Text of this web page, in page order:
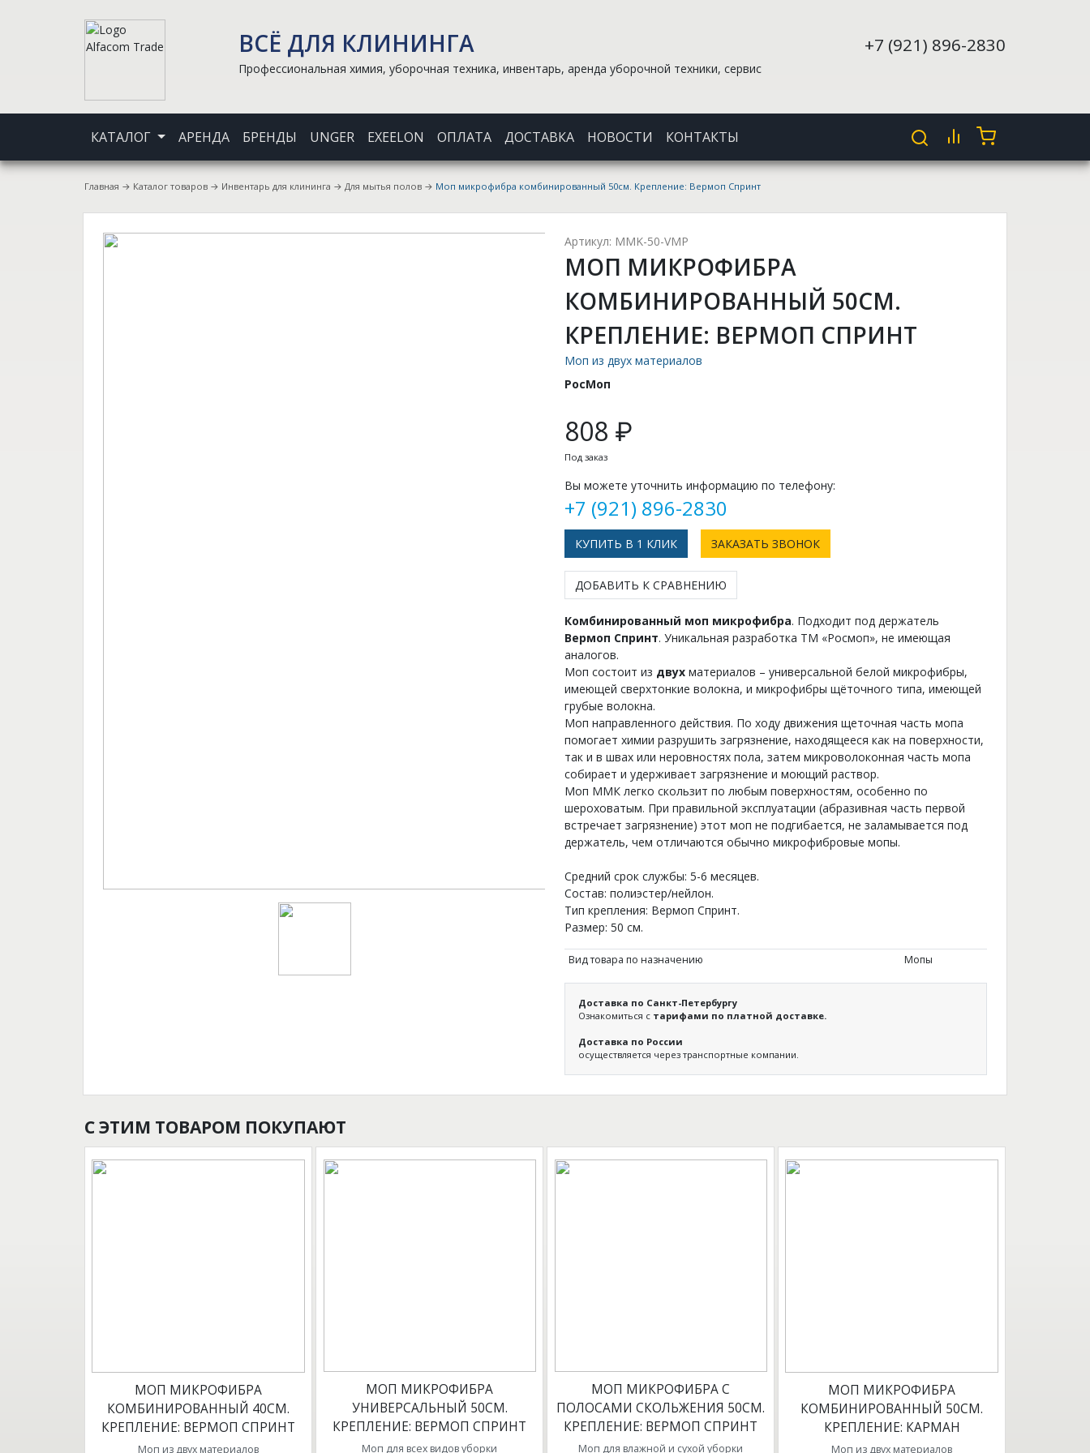
ВСЁ ДЛЯ КЛИНИНГА
Профессиональная химия, уборочная техника, инвентарь, аренда уборочной техники, сервис
+7 (921) 896-2830
КАТАЛОГ АРЕНДА БРЕНДЫ UNGER EXEELON ОПЛАТА ДОСТАВКА НОВОСТИ КОНТАКТЫ
Главная → Каталог товаров → Инвентарь для клининга → Для мытья полов → Моп микрофибра комбинированный 50см. Крепление: Вермоп Спринт
Артикул: MMK-50-VMP
МОП МИКРОФИБРА
КОМБИНИРОВАННЫЙ 50СМ.
КРЕПЛЕНИЕ: ВЕРМОП СПРИНТ
Моп из двух материалов
РосМоп
808 ₽
Под заказ
Вы можете уточнить информацию по телефону:
+7 (921) 896-2830
КУПИТЬ В 1 КЛИК ЗАКАЗАТЬ ЗВОНОК
ДОБАВИТЬ К СРАВНЕНИЮ
Комбинированный моп микрофибра. Подходит под держатель
Вермоп Спринт. Уникальная разработка ТМ «Росмоп», не имеющая
аналогов.
Моп состоит из двух материалов – универсальной белой микрофибры,
имеющей сверхтонкие волокна, и микрофибры щёточного типа, имеющей
грубые волокна.
Моп направленного действия. По ходу движения щеточная часть мопа
помогает химии разрушить загрязнение, находящееся как на поверхности,
так и в швах или неровностях пола, затем микроволоконная часть мопа
собирает и удерживает загрязнение и моющий раствор.
Моп ММК легко скользит по любым поверхностям, особенно по
шероховатым. При правильной эксплуатации (абразивная часть первой
встречает загрязнение) этот моп не подгибается, не заламывается под
держатель, чем отличаются обычно микрофибровые мопы.
Средний срок службы: 5-6 месяцев.
Состав: полиэстер/нейлон.
Тип крепления: Вермоп Спринт.
Размер: 50 см.
Вид товара по назначению Мопы
Доставка по Санкт-Петербургу
Ознакомиться с тарифами по платной доставке.
Доставка по России
осуществляется через транспортные компании.
С ЭТИМ ТОВАРОМ ПОКУПАЮТ
МОП МИКРОФИБРА
КОМБИНИРОВАННЫЙ 40СМ.
КРЕПЛЕНИЕ: ВЕРМОП СПРИНТ
Моп из двух материалов
МОП МИКРОФИБРА
УНИВЕРСАЛЬНЫЙ 50СМ.
КРЕПЛЕНИЕ: ВЕРМОП СПРИНТ
Моп для всех видов уборки
МОП МИКРОФИБРА C
ПОЛОСАМИ СКОЛЬЖЕНИЯ 50СМ.
КРЕПЛЕНИЕ: ВЕРМОП СПРИНТ
Моп для влажной и сухой уборки
МОП МИКРОФИБРА
КОМБИНИРОВАННЫЙ 50СМ.
КРЕПЛЕНИЕ: КАРМАН
Моп из двух материалов